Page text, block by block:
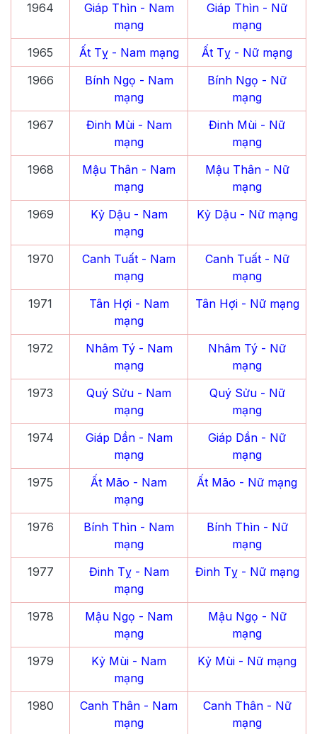
1964
Giáp Thìn- Nam
mạng
Giáp Thìn - Nữ
mạng
1965
Ất Tỵ- Nam mạng Ất Tỵ - Nữ mạng
1966
Bính Ngọ - Nam
mạng
Bính Ngọ - Nữ
mạng
1967
Đinh Mùi- Nam
mạng
Đinh Mùi - Nữ
mạng
1968
Mậu Thân - Nam
mạng
Mậu Thân- Nữ
mạng
1969
Kỷ Dậu- Nam
mạng
Kỷ Dậu- Nữ mạng
1970 Canh Tuất - Nam
mạng
Canh Tuất- Nữ
mạng
1971
Tân Hợi- Nam
mạng
Tân Hợi- Nữ mạng
1972 Nhâm Tý- Nam
mạng
Nhâm Tý - Nữ
mạng
1973
Quý Sửu - Nam
mạng
Quý Sửu- Nữ
mạng
1974
Giáp Dần- Nam
mạng
Giáp Dần - Nữ
mạng
1975
Ất Mão - Nam
mạng
Ất Mão - Nữ mạng
1976 Bính Thìn - Nam
mạng
Bính Thìn- Nữ
mạng
1977
Đinh Tỵ- Nam
mạng
Đinh Tỵ- Nữ mạng
1978 Mậu Ngọ - Nam
mạng
Mậu Ngọ - Nữ
mạng
1979
Kỷ Mùi - Nam
mạng
Kỷ Mùi - Nữ mạng
1980 Canh Thân - Nam
mạng
Canh Thân- Nữ
mạng